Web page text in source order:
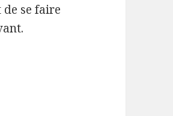
se faire